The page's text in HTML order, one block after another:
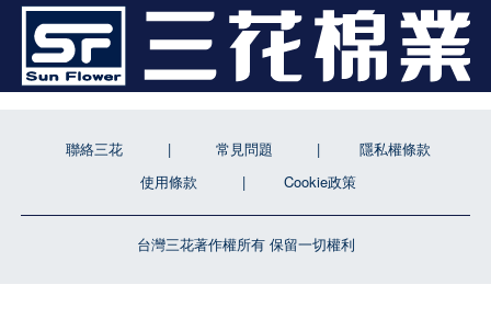
台灣三花著作權所有 保留一切權利
聯絡三花 常見問題
隱私權條款
使用條款
Cookie政策